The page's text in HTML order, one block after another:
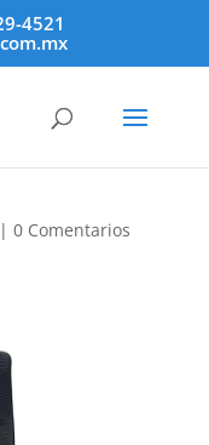
4521
| 0 Comentarios